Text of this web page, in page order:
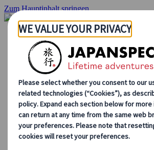
Zum Hauptinhalt springen
Startseite
Rundreisen
Individuelle Reisen
Gruppenreisen
Selbstfahrerreisen
Ausflüge
Maßgeschneiderte Gruppenreisen
Japan Rail Pass
Wie wir arbeiten
Über uns
Treffen Sie unser Team
Werden Sie Teil unseres Teams